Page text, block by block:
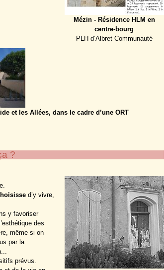
Mézin - Résidence HLM en
centre-bourg
PLH d’Albret Communauté
et les Allées, dans le cadre d’une ORT
?
d’y vivre,
y favoriser
des
même si on
par la
prévus.